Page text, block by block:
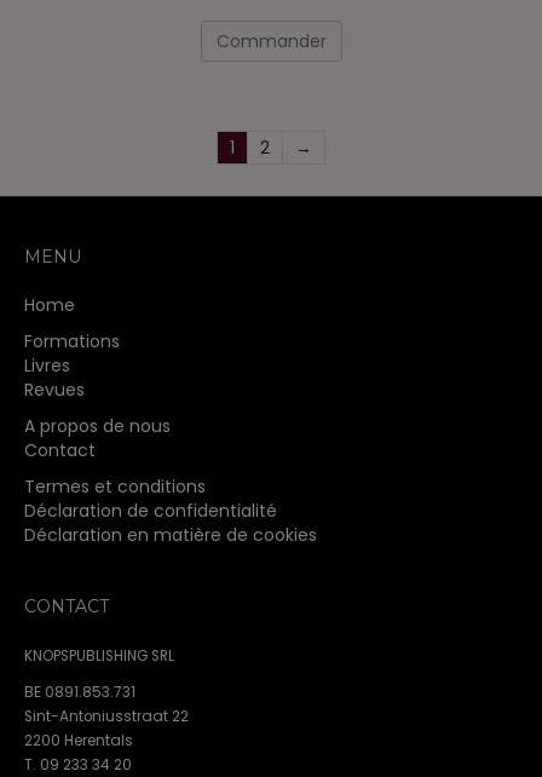
Commander
a
1 2 →
MENU
Home
Formations
Livres
Revues
A propos de nous
Contact
Termes et conditions
Déclaration de confidentialité
Déclaration en matière de cookies
CONTACT
KNOPSPUBLISHING SRL
BE 0891.853.731
Sint-Antoniusstraat 22
2200 Herentals
T. 09 233 34 20